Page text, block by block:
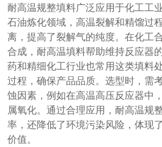
耐高温规整填料广泛应用于化工工
石油炼化领域，高温裂解和精馏过
离，提高了裂解气的纯度。在化工
合成，耐高温填料帮助维持反应器
药和精细化工行业也常用这类填料
过程，确保产品品质。选型时，需
蚀因素，例如在高温高压反应器中
属氧化。通过合理应用，耐高温规
率，还降低了环境污染风险，体现
价值。